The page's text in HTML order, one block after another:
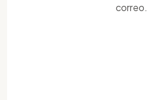
correo.